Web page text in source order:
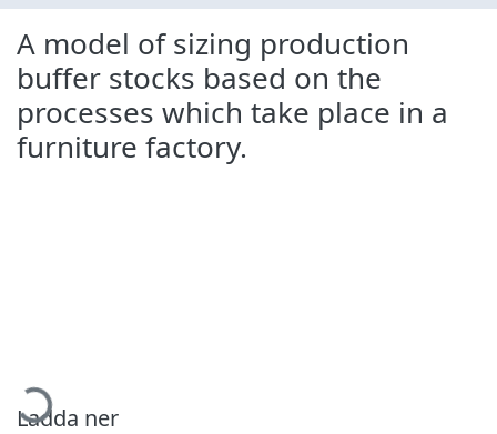
A model of sizing production
buffer stocks based on the
processes which take place in a
furniture factory.
Ladda ner